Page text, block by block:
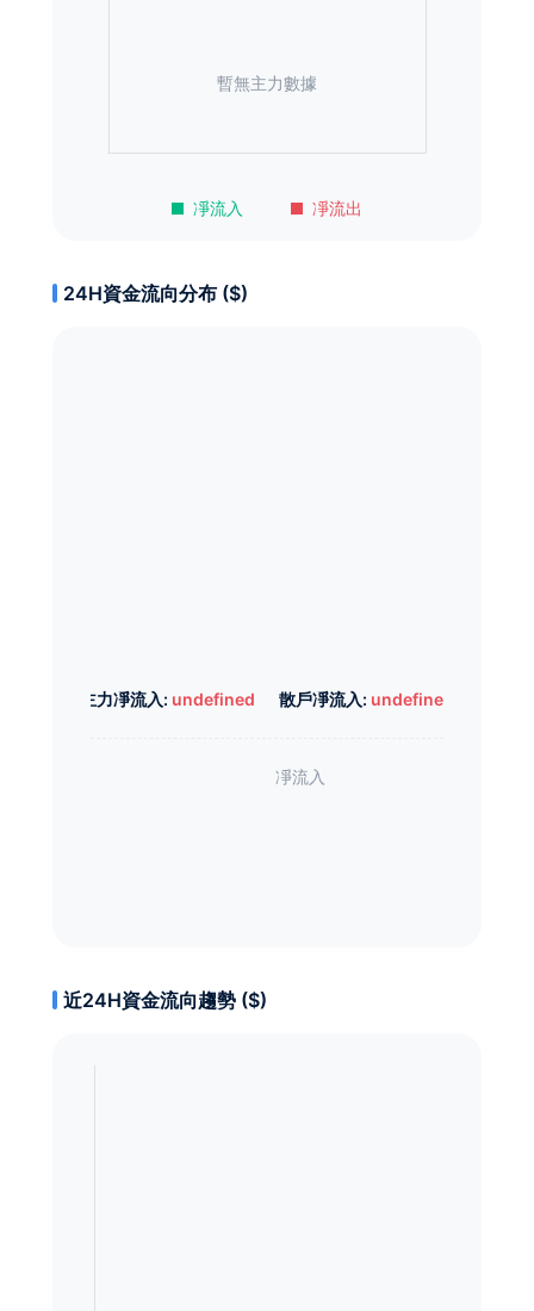
凈流入 凈流出
暫無主力數據
24H資金流向分布 ($)
主力凈流入: undefined 散戶凈流入: undefined
近24H資金流向趨勢 ($)